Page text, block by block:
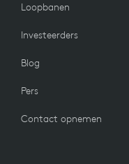
Loopbanen
Investeerders
Blog
Pers
Contact opnemen